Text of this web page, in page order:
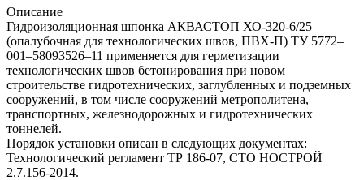
Описание
Гидроизоляционная шпонка АКВАСТОП ХО-320-6/25
(опалубочная для технологических швов, ПВХ-П) ТУ 5772–
001–58093526–11 применяется для герметизации
технологических швов бетонирования при новом
строительстве гидротехнических, заглубленных и подземных
сооружений, в том числе сооружений метрополитена,
транспортных, железнодорожных и гидротехнических
тоннелей.
Порядок установки описан в следующих документах:
Технологический регламент ТР 186-07, СТО НОСТРОЙ
2.7.156-2014.